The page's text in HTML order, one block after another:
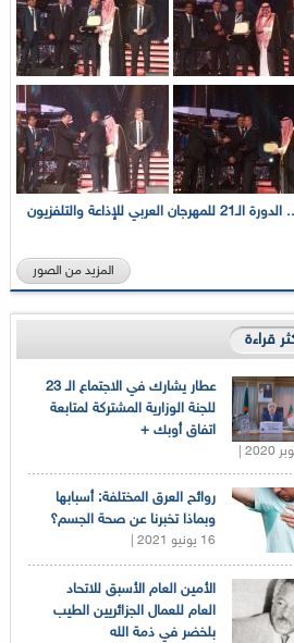
بالصور... الدورة الـ21 للمهرجان العربي للإذاعة والتلفزيون
المزيد من الصور
قراءة
عطار يشارك في الاجتماع الـ 23
للجنة الوزارية المشتركة لمتابعة
اتفاق أوبك +
روائح العرق المختلفة: أسبابها
وبماذا تخبرنا عن صحة الجسم؟
16 يونيو 2021 |
الأمين العام الأسبق للاتحاد
العام للعمال الجزائريين الطيب
بلخضر في ذمة الله